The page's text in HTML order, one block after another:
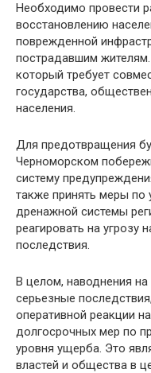
Необходимо провести
восстановлению
поврежденной
пострадавшим
который требует
государства,
населения.
Для предотвращения
Черноморском
систему
также принять меры по
дренажной системы
реагировать на угрозу
последствия.
В целом, наводнения
серьезные
оперативной реакции
долгосрочных мер по
уровня ущерба. Это
властей и общества в